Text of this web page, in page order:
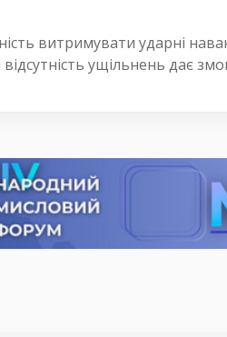
витримувати ударні
ущільнень дає